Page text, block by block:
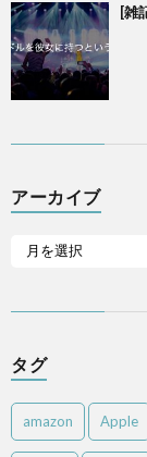
[雑
アーカイブ
タグ
amazon Apple